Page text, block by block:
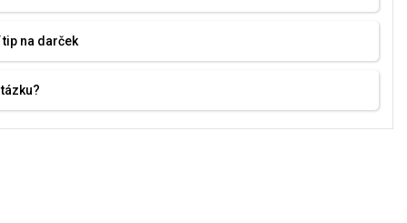
na darček